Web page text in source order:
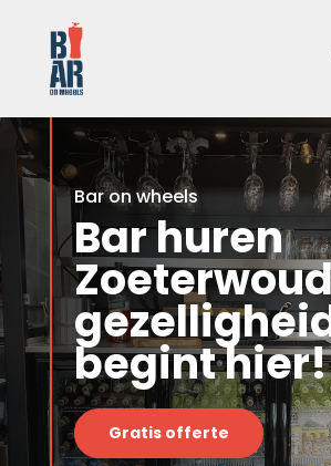
Bar on wheels
Bar huren
begint hier!
Gratis offerte